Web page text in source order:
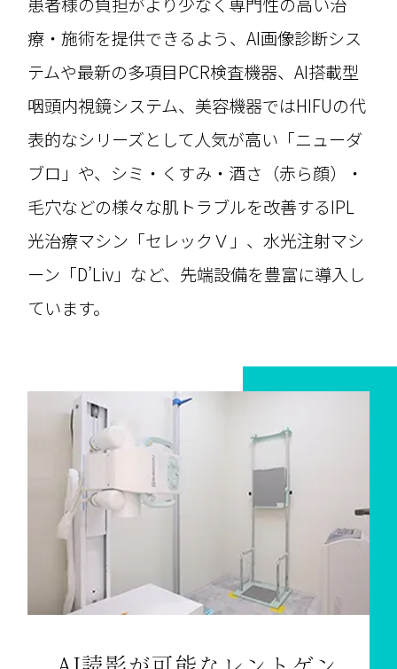
療・施術を提供できるよう、AI画像診断シス
テムや最新の多項目PCR検査機器、AI搭載型
咽頭内視鏡システム、 美容機器ではHIFUの代
表的なシリーズとして人気が高い 「ニューダ
ブロ」や、 シミ・くすみ・酒さ（赤ら顔）・
毛穴などの様々な肌トラブルを改善するIPL
光治療マシン「セレックＶ」、水光注射マシ
ーン「D’Liv」など、先端設備を豊富に導入し
ています。